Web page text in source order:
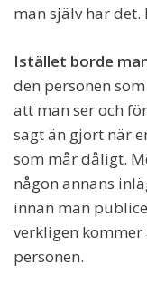
man själv har
Istället borde
den personen
att man ser och
sagt än gjort när
som mår dåligt.
någon annans
innan man
verkligen
personen.